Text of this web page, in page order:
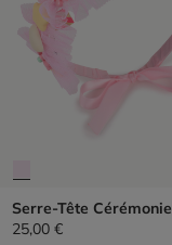
Serre-Tête Cérémonie
25,00 €